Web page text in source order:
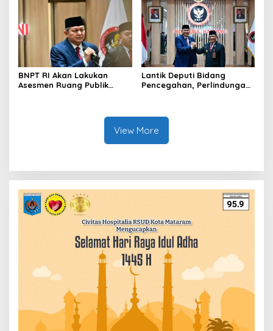
yang Semakin Baik
BNPT RI Akan Lakukan
Asesmen Ruang Publik
Lantik Deputi Bidang
Pencegahan, Perlindungan
Pencegahan
View More